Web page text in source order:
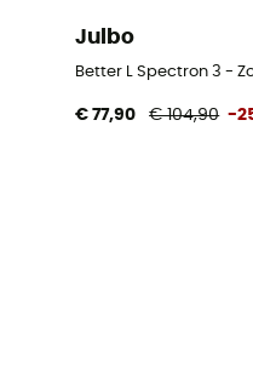
Julbo
Better L Spectron 3 -
€ 77,90 € 104,90 -